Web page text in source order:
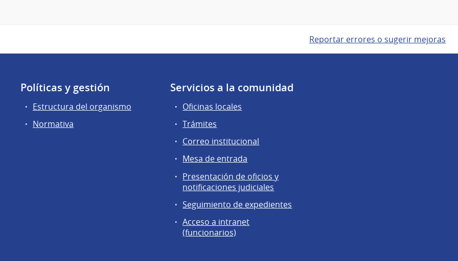
Reportar errores o sugerir mejoras
Políticas y gestión
Estructura del organismo
Normativa
Servicios a la comunidad
Oficinas locales
Trámites
Correo institucional
Mesa de entrada
Presentación de oficios y
notificaciones judiciales
Seguimiento de expedientes
Acceso a intranet
(funcionarios)